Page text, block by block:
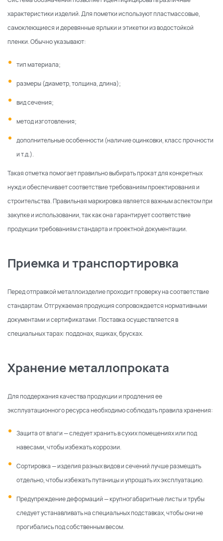
характеристики изделий. Для пометки используют пластмассовые,
самоклеющиеся и деревянные ярлыки и этикетки из водостойкой
пленки. Обычно указывают:
тип материала;
размеры (диаметр, толщина, длина);
вид сечения;
метод изготовления;
дополнительные особенности (наличие оцинковки, класс прочности
и т.д.).
Такая отметка помогает правильно выбирать прокат для конкретных
нужд и обеспечивает соответствие требованиям проектирования и
строительства. Правильная маркировка является важным аспектом при
закупке и использовании, так как она гарантирует соответствие
продукции требованиям стандарта и проектной документации.
Приемка и транспортировка
Перед отправкой металлоизделие проходит проверку на соответствие
стандартам. Отгружаемая продукция сопровождается нормативными
документами и сертификатами. Поставка осуществляется в
специальных тарах: поддонах, ящиках, брусках.
Хранение металлопроката
Для поддержания качества продукции и продления ее
эксплуатационного ресурса необходимо соблюдать правила хранения:
Защита от влаги — следует хранить в сухих помещениях или под
навесами, чтобы избежать коррозии.
Сортировка — изделия разных видов и сечений лучше размещать
отдельно, чтобы избежать путаницы и упрощать их эксплуатацию.
Предупреждение деформаций — крупногабаритные листы и трубы
следует устанавливать на специальных подставках, чтобы они не
прогибались под собственным весом.
По каталогуПо сайту